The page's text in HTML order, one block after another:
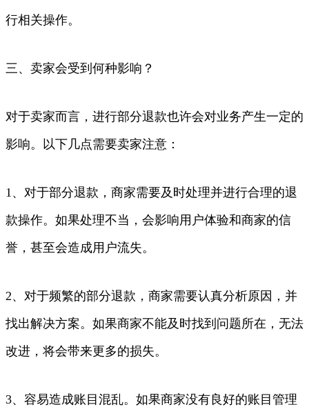
行相关操作。
三、卖家会受到何种影响？
对于卖家而言，进行部分退款也许会对业务产生一定的
影响。以下几点需要卖家注意：
1、对于部分退款，商家需要及时处理并进行合理的退
款操作。如果处理不当，会影响用户体验和商家的信
誉，甚至会造成用户流失。
2、对于频繁的部分退款，商家需要认真分析原因，并
找出解决方案。如果商家不能及时找到问题所在，无法
改进，将会带来更多的损失。
3、容易造成账目混乱。如果商家没有良好的账目管理